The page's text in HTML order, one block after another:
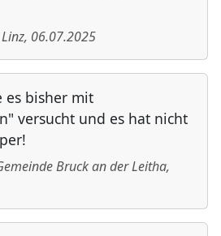
Linz, 06.07.2025
es bisher mit
versucht und es hat nicht
Bruck an der Leitha,